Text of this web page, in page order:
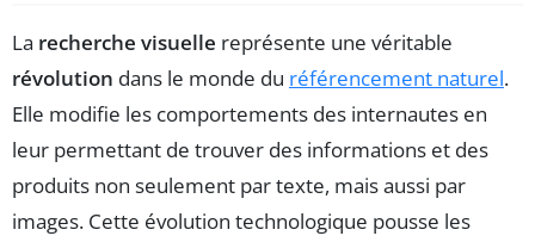
La recherche visuelle représente une véritable
révolution dans le monde du référencement naturel.
Elle modifie les comportements des internautes en
leur permettant de trouver des informations et des
produits non seulement par texte, mais aussi par
images. Cette évolution technologique pousse les